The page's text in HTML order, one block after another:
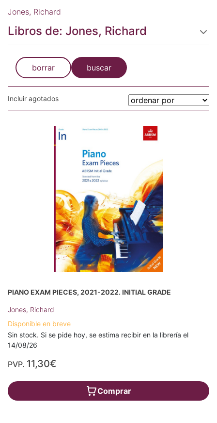
Jones, Richard
Libros de: Jones, Richard
borrar buscar
Incluir agotados
PIANO EXAM PIECES, 2021-2022. INITIAL GRADE
Jones, Richard
Disponible en breve
Sin stock. Si se pide hoy, se estima recibir en la librería el
14/08/26
PVP. 11,30€
Comprar